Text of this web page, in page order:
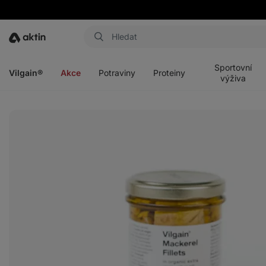
Aktin
Vilgain® Akce Potraviny Proteiny
Sportovní
výživa